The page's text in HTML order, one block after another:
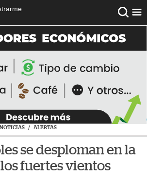
NOTICIAS / ALERTAS
se desploman en la
fuertes vientos